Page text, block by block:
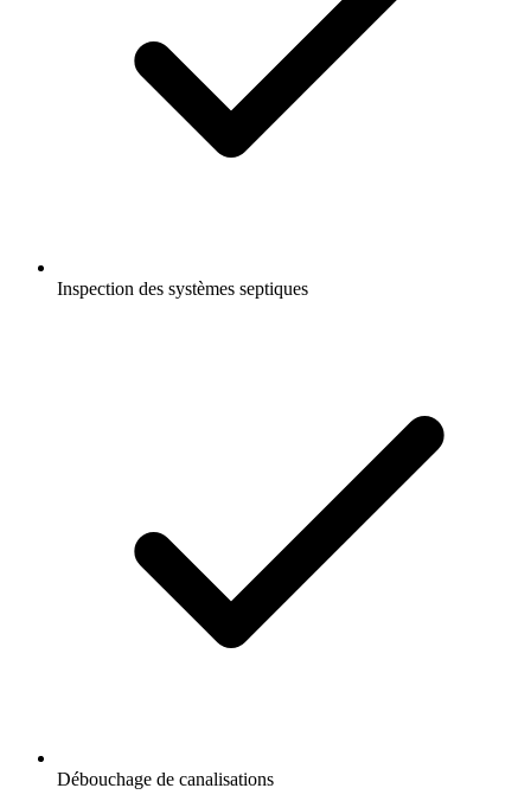
Inspection des systèmes septiques
Débouchage de canalisations